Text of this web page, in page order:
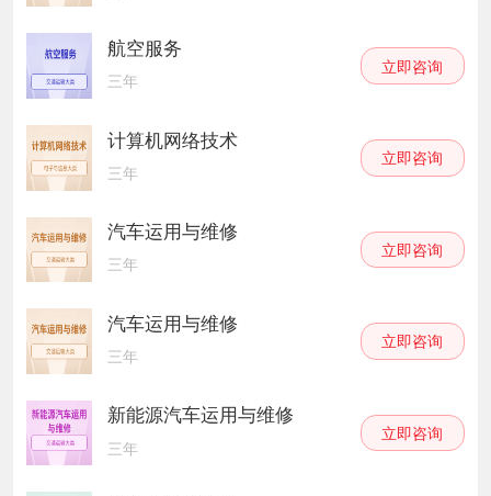
航空服务
三年
立即咨询
计算机网络技术
三年
立即咨询
汽车运用与维修
三年
立即咨询
汽车运用与维修
三年
立即咨询
新能源汽车运用与维修
三年
立即咨询